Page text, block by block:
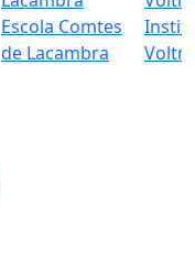
Escola Comtes
de Lacambra